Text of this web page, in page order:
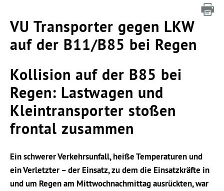
VU Transporter gegen LKW
auf der B11/B85 bei Regen
Kollision auf der B85 bei
Regen: Lastwagen und
Kleintransporter stoßen
frontal zusammen
Ein schwerer Verkehrsunfall, heiße Temperaturen und
ein Verletzter – der Einsatz, zu dem die Einsatzkräfte in
und um Regen am Mittwochnachmittag ausrückten, war